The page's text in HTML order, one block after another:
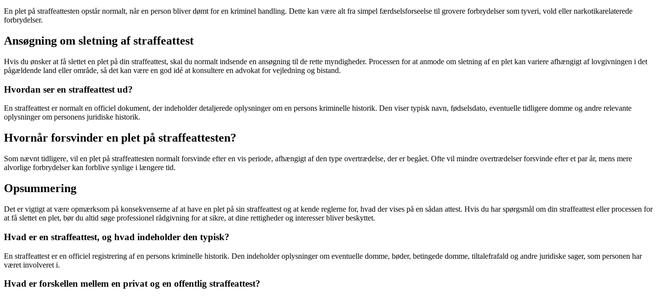
En plet på straffeattesten opstår normalt, når en person bliver dømt for en kriminel handling. Dette kan være alt fra simpel færdselsforseelse til grovere forbrydelser som tyveri, vold eller narkotikarelaterede
forbrydelser.
Ansøgning om sletning af straffeattest
Hvis du ønsker at få slettet en plet på din straffeattest, skal du normalt indsende en ansøgning til de rette myndigheder. Processen for at anmode om sletning af en plet kan variere afhængigt af lovgivningen i det
pågældende land eller område, så det kan være en god idé at konsultere en advokat for vejledning og bistand.
Hvordan ser en straffeattest ud?
En straffeattest er normalt en officiel dokument, der indeholder detaljerede oplysninger om en persons kriminelle historik. Den viser typisk navn, fødselsdato, eventuelle tidligere domme og andre relevante
oplysninger om personens juridiske historik.
Hvornår forsvinder en plet på straffeattesten?
Som nævnt tidligere, vil en plet på straffeattesten normalt forsvinde efter en vis periode, afhængigt af den type overtrædelse, der er begået. Ofte vil mindre overtrædelser forsvinde efter et par år, mens mere
alvorlige forbrydelser kan forblive synlige i længere tid.
Opsummering
Det er vigtigt at være opmærksom på konsekvenserne af at have en plet på sin straffeattest og at kende reglerne for, hvad der vises på en sådan attest. Hvis du har spørgsmål om din straffeattest eller processen for
at få slettet en plet, bør du altid søge professionel rådgivning for at sikre, at dine rettigheder og interesser bliver beskyttet.
Hvad er en straffeattest, og hvad indeholder den typisk?
En straffeattest er en officiel registrering af en persons kriminelle historik. Den indeholder oplysninger om eventuelle domme, bøder, betingede domme, tiltalefrafald og andre juridiske sager, som personen har
været involveret i.
Hvad er forskellen mellem en privat og en offentlig straffeattest?